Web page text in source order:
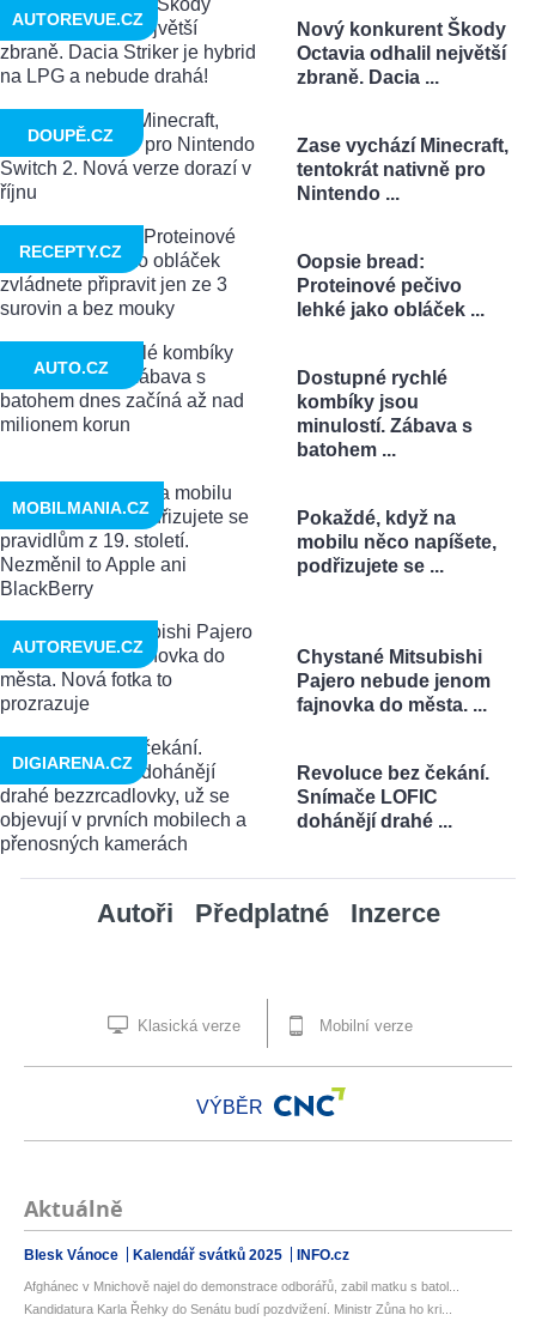
Nový konkurent Škody
Octavia odhalil největší
zbraně. Dacia ...
AUTOREVUE.CZ
Zase vychází Minecraft,
tentokrát nativně pro
Nintendo ...
DOUPĚ.CZ
Oopsie bread:
Proteinové pečivo
lehké jako obláček ...
RECEPTY.CZ
Dostupné rychlé
kombíky jsou
minulostí. Zábava s
batohem ...
AUTO.CZ
Pokaždé, když na
mobilu něco napíšete,
podřizujete se ...
MOBILMANIA.CZ
Chystané Mitsubishi
Pajero nebude jenom
fajnovka do města. ...
AUTOREVUE.CZ
Revoluce bez čekání.
Snímače LOFIC
dohánějí drahé ...
DIGIARENA.CZ
Autoři Předplatné Inzerce
Klasická verze Mobilní verze
VÝBĚR
Aktuálně
Blesk Vánoce Kalendář svátků 2025 INFO.cz
Afghánec v Mnichově najel do demonstrace odborářů, zabil matku s batol...
Kandidatura Karla Řehky do Senátu budí pozdvižení. Ministr Zůna ho kri...